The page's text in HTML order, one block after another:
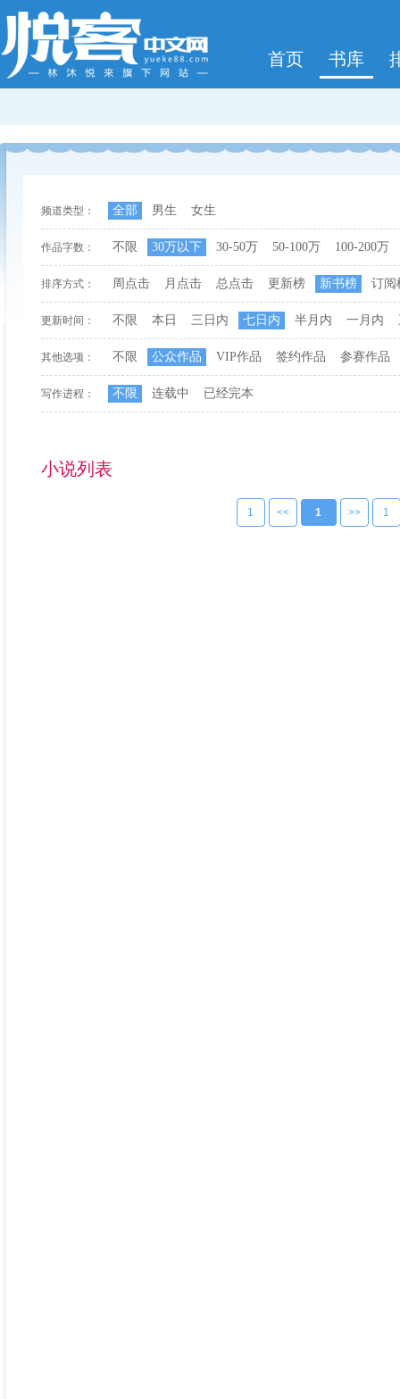
首页 书库
频道类型： 全部 男生 女生
作品字数： 不限 30万以下 30-50万 50-100万 100-200万
排序方式： 周点击 月点击 总点击 更新榜 新书榜 订阅
更新时间： 不限 本日 三日内 七日内 半月内 一月内
其他选项： 不限 公众作品 VIP作品 签约作品 参赛作品
写作进程： 不限 连载中 已经完本
小说列表
1 << 1 >> 1